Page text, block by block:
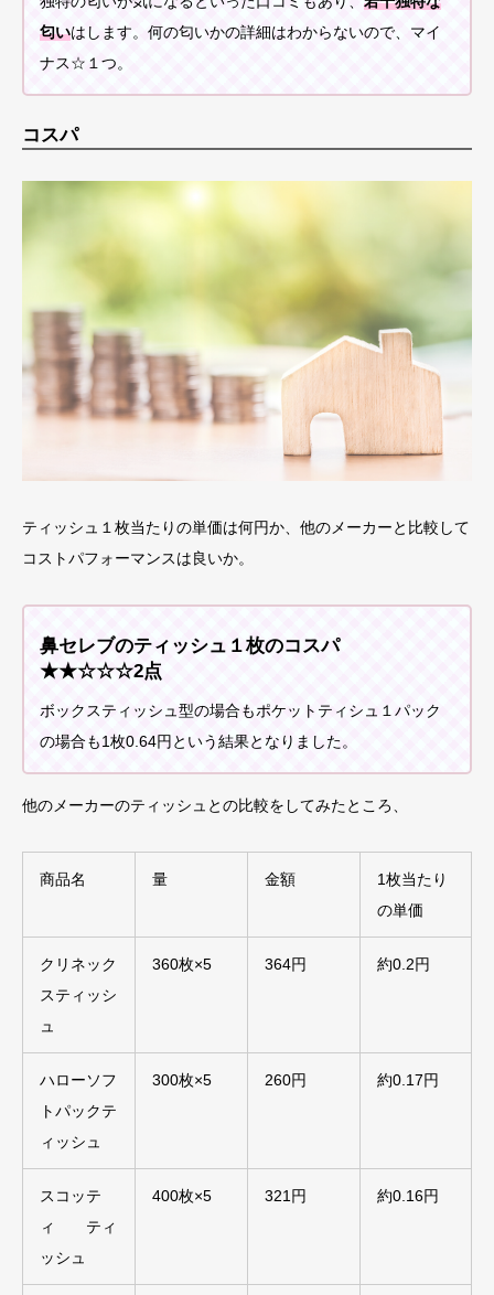
匂いはします。何の匂いかの詳細はわからないので、マイ
ナス☆１つ。
コスパ
ティッシュ１枚当たりの単価は何円か、他のメーカーと比較して
コストパフォーマンスは良いか。
鼻セレブのティッシュ１枚のコスパ
★★☆☆☆2点
ボックスティッシュ型の場合もポケットティシュ１パック
の場合も1枚0.64円という結果となりました。
他のメーカーのティッシュとの比較をしてみたところ、
商品名 量 金額
1枚当たり
の単価
クリネック
スティッシ
ュ
360枚×5 364円 約0.2円
ハローソフ
トパックテ
ィッシュ
300枚×5 260円 約0.17円
スコッテ
ィ ティ
ッシュ
400枚×5 321円 約0.16円